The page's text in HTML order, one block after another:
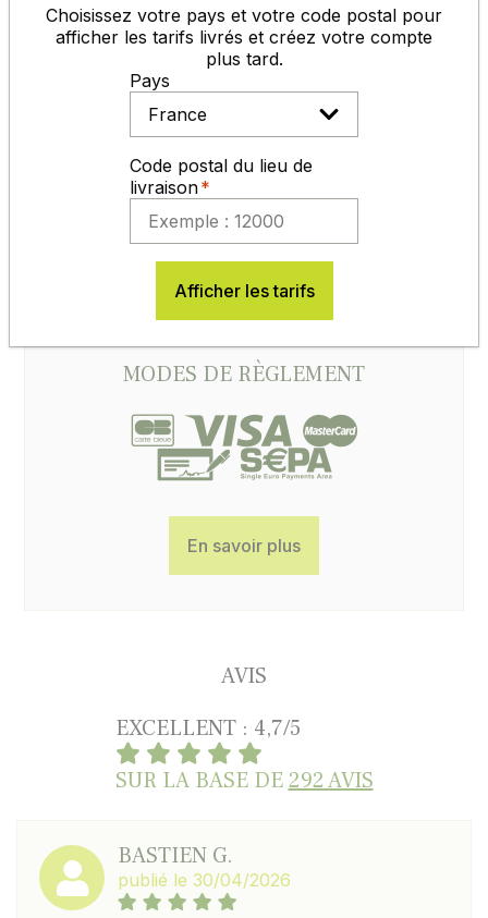
ACCUEIL, CONSEILS, SAV
du lundi au vendredi
de 8h30 à 12h et de 14h à 17h30
05 65 77 99 70
Contactez-nous
MODES DE RÈGLEMENT
En savoir plus
AVIS
EXCELLENT : 4,7/5
SUR LA BASE DE292 AVIS
BASTIEN G.
publié le 30/04/2026
Choisissez votre pays et votre code postal pour
afficher les tarifs livrés et créez votre compte
plus tard.
Pays
Code postal du lieu de
livraison
Afficher les tarifs